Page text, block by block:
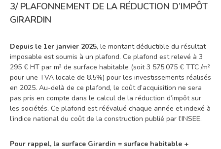
3/ PLAFONNEMENT DE LA RÉDUCTION D’IMPÔT
GIRARDIN
Depuis le 1er janvier 2025, le montant déductible du résultat
imposable est soumis à un plafond. Ce plafond est relevé à 3
295 € HT par m² de surface habitable (soit 3 575,075 € TTC /m²
pour une TVA locale de 8.5%) pour les investissements réalisés
en 2025. Au-delà de ce plafond, le coût d’acquisition ne sera
pas pris en compte dans le calcul de la réduction d’impôt sur
les sociétés. Ce plafond est réévalué chaque année et indexé à
l’indice national du coût de la construction publié par l’INSEE.
Pour rappel, la surface Girardin = surface habitable +